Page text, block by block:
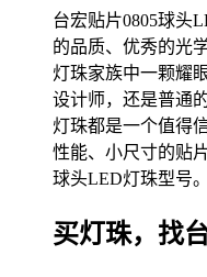
台宏贴片0805球头
的品质、优秀的光
灯珠家族中一颗耀
设计师，还是普通
灯珠都是一个值得
性能、小尺寸的贴
球头LED灯珠型号。
买灯珠，找